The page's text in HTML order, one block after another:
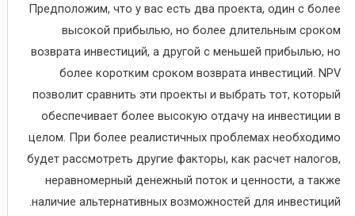
Предположим, что у вас есть два проекта, один с более
высокой прибылью, но более длительным сроком
возврата инвестиций, а другой с меньшей прибылью, но
более коротким сроком возврата инвестиций. NPV
позволит сравнить эти проекты и выбрать тот, который
обеспечивает более высокую отдачу на инвестиции в
целом. При более реалистичных проблемах необходимо
будет рассмотреть другие факторы, как расчет налогов,
неравномерный денежный поток и ценности, а также
наличие альтернативных возможностей для инвестиций.